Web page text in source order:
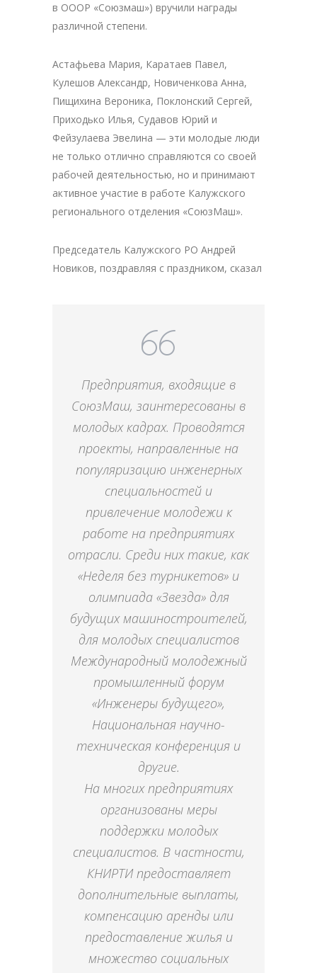
в ОООР «Союзмаш») вручили награды
различной степени.
Астафьева Мария, Каратаев Павел,
Кулешов Александр, Новиченкова Анна,
Пищихина Вероника, Поклонский Сергей,
Приходько Илья, Судавов Юрий и
Фейзулаева Эвелина — эти молодые люди
не только отлично справляются со своей
рабочей деятельностью, но и принимают
активное участие в работе Калужского
регионального отделения «СоюзМаш».
Председатель Калужского РО Андрей
Новиков, поздравляя с праздником, сказал
Предприятия, входящие в
СоюзМаш, заинтересованы в
молодых кадрах. Проводятся
проекты, направленные на
популяризацию инженерных
специальностей и
привлечение молодежи к
работе на предприятиях
отрасли. Среди них такие, как
«Неделя без турникетов» и
олимпиада «Звезда» для
будущих машиностроителей,
для молодых специалистов
Международный молодежный
промышленный форум
«Инженеры будущего»,
Национальная научно-
техническая конференция и
другие.
На многих предприятиях
организованы меры
поддержки молодых
специалистов. В частности,
КНИРТИ предоставляет
дополнительные выплаты,
компенсацию аренды или
предоставление жилья и
множество социальных